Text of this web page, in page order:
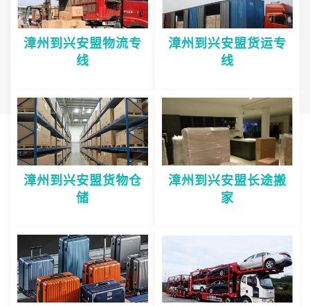
漳州到兴安盟物流专
线
漳州到兴安盟货运专
线
漳州到兴安盟货物仓
储
漳州到兴安盟长途搬
家